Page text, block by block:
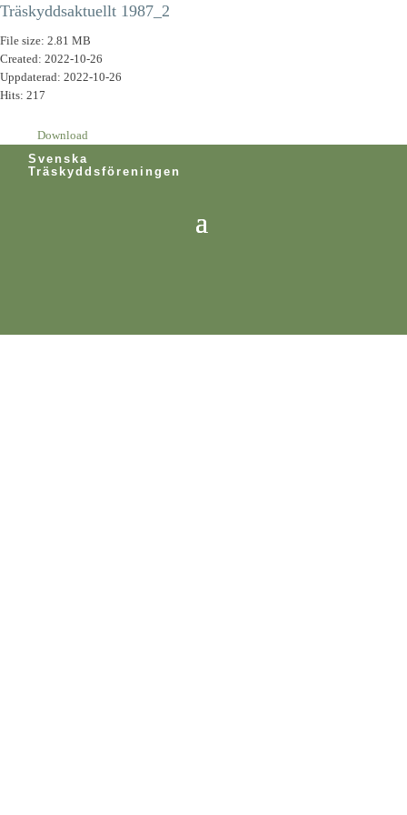
Träskyddsaktuellt 1987_2
File size: 2.81 MB
Created: 2022-10-26
Uppdaterad: 2022-10-26
Hits: 217
Download
Svenska
Träskyddsföreningen